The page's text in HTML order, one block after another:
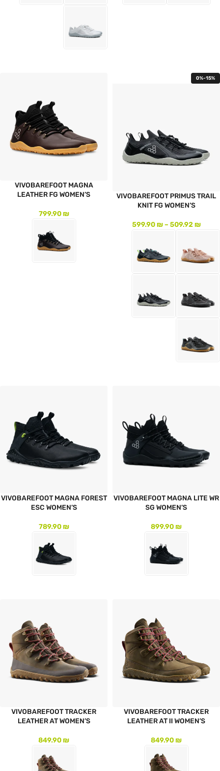
0%-15%
VIVOBAREFOOT PRIMUS TRAIL
KNIT FG WOMEN’S
509.92₪
–
599.90₪
VIVOBAREFOOT MAGNA
LEATHER FG WOMEN’S
799.90₪
VIVOBAREFOOT MAGNA LITE WR
SG WOMEN’S
899.90₪
VIVOBAREFOOT MAGNA FOREST
ESC WOMEN’S
789.90₪
VIVOBAREFOOT TRACKER
LEATHER AT II WOMEN’S
849.90₪
VIVOBAREFOOT TRACKER
LEATHER AT WOMEN’S
849.90₪